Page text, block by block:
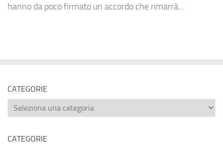
hanno da poco firmato un accordo che rimarrà...
CATEGORIE
Categorie
CATEGORIE